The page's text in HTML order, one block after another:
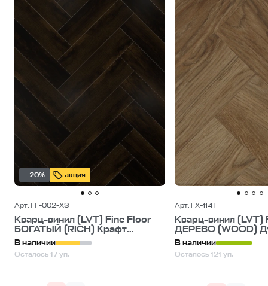
– 20% акция
Арт. FF-002-XS
Кварц-винил (LVT) Fine Floor
БОГАТЫЙ (RICH) Крафт...
В наличии
Осталось 17 уп.
Арт. FX-114 F
Кварц-винил (LVT)
ДЕРЕВО (WOOD)
В наличии
Осталось 121 уп.